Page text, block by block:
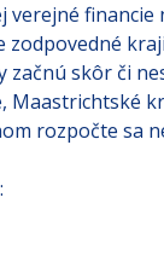
financie
skôr či
Maastrichtské
Mar 29, 2021